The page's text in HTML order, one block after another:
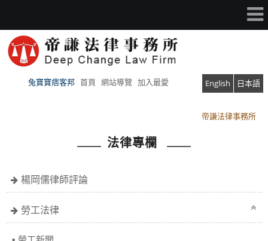
兔寶寶痞客邦 首頁 網站導覽 加入最愛 English
日本語
帝謙法律事務所
帝謙法律事務所
法律專欄
楊岡儒律師評論
勞工法律